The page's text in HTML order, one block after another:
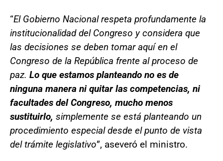
“El Gobierno Nacional respeta profundamente la
institucionalidad del Congreso y considera que
las decisiones se deben tomar aquí en el
Congreso de la República frente al proceso de
paz. Lo que estamos planteando no es de
ninguna manera ni quitar las competencias, ni
facultades del Congreso, mucho menos
sustituirlo, simplemente se está planteando un
procedimiento especial desde el punto de vista
del trámite legislativo”, aseveró el ministro.